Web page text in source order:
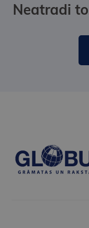
Neatradi